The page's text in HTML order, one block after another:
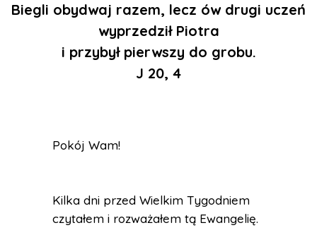
Biegli obydwaj razem, lecz ów drugi uczeń
wyprzedził Piotra
i przybył pierwszy do grobu.
J 20, 4
Pokój Wam!
Kilka dni przed Wielkim Tygodniem
czytałem i rozważałem tą Ewangelię.